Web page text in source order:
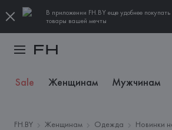
В приложении FH.BY еще удобнее покупать
товары вашей мечты
Sale Женщинам Мужчинам
FH.BY Женщинам Одежда Новинки